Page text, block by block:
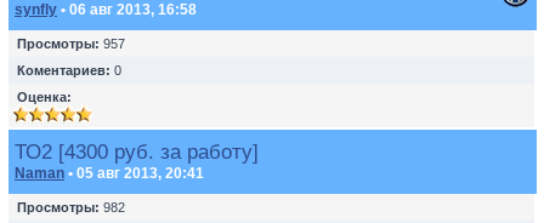
synfly • 06 авг 2013, 16:58
Просмотры: 957
Коментариев: 0
Оценка:
ТО2 [4300 руб. за работу]
Naman • 05 авг 2013, 20:41
Просмотры: 982